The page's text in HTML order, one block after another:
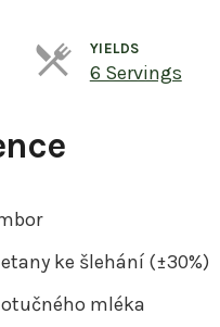
YIELDS
6 Servings
ke šlehání (±30%)
mléka